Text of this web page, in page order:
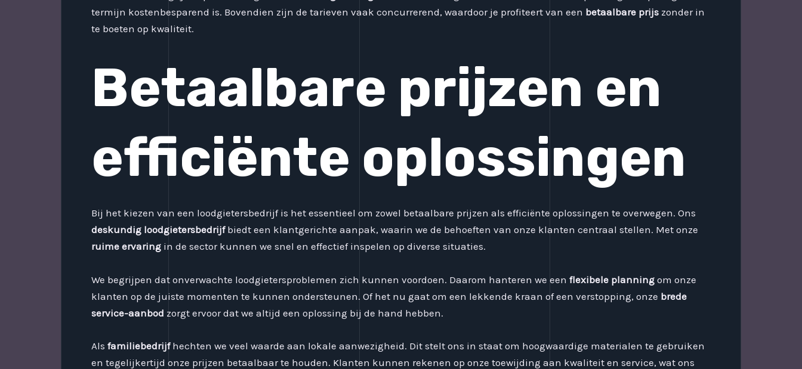
termijn kostenbesparend is. Bovendien zijn de tarieven vaak concurrerend, waardoor je profiteert van een betaalbare prijs zonder in
te boeten op kwaliteit.
Betaalbare prijzen en
efficiënte oplossingen
Bij het kiezen van een loodgietersbedrijf is het essentieel om zowel betaalbare prijzen als efficiënte oplossingen te overwegen. Ons
deskundig loodgietersbedrijfbiedt een klantgerichte aanpak, waarin we de behoeften van onze klanten centraal stellen. Met onze
ruime ervaring in de sector kunnen we snel en effectief inspelen op diverse situaties.
We begrijpen dat onverwachte loodgietersproblemen zich kunnen voordoen. Daarom hanteren we een flexibele planning om onze
klanten op de juiste momenten te kunnen ondersteunen. Of het nu gaat om een lekkende kraan of een verstopping, onze brede
service-aanbod zorgt ervoor dat we altijd een oplossing bij de hand hebben.
Als familiebedrijfhechten we veel waarde aan lokale aanwezigheid. Dit stelt ons in staat om hoogwaardige materialen te gebruiken
en tegelijkertijd onze prijzen betaalbaar te houden. Klanten kunnen rekenen op onze toewijding aan kwaliteit en service, wat ons